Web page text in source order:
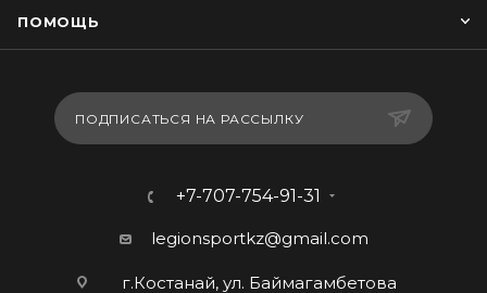
ПОМОЩЬ
ПОДПИСАТЬСЯ НА РАССЫЛКУ
+7-707-754-91-31
legionsportkz@gmail.com
г.Костанай, ул. Баймагамбетова